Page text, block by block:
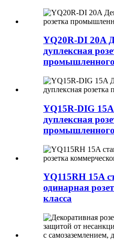
YQ20R-DI 20A
дуплексная
YQ15R-DIG
дуплексная
промышленного
YQ115RH 15A
одинарная
класса